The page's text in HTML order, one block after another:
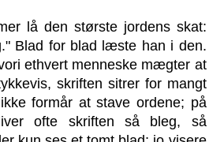
lå den største jordens skat:
Blad for blad læste han i den.
ethvert menneske mægter at
skriften sitrer for mangt
formår at stave ordene; på
ofte skriften så bleg, så